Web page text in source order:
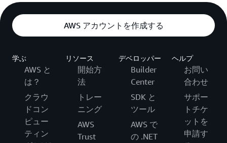
AWS アカウントを作成する
学ぶ
AWS と
は？
クラウ
ドコン
ピュー
ティン
リソース
開始方
法
トレー
ニング
AWS
Trust
デベロッパー
Builder
Center
SDK と
ツール
AWS で
の .NET
ヘルプ
お問い
合わせ
サポー
トチケ
ットを
申請す